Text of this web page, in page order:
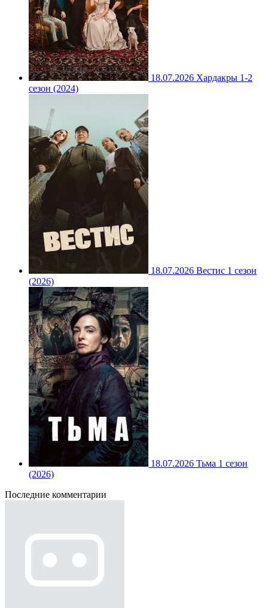
18.07.2026 Хардакры 1-2
сезон (2024)
18.07.2026 Вестис 1 сезон
(2026)
18.07.2026 Тьма 1 сезон
(2026)
Последние комментарии